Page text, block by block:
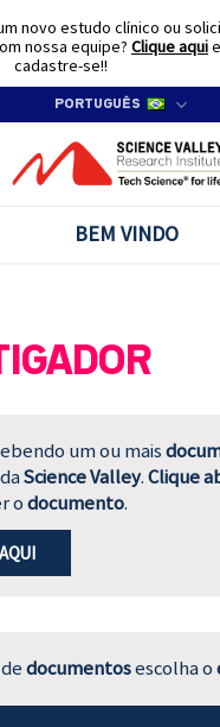
PORTUGUÊS
BEM VINDO
um ou mais
daScience Valley.Clique
odocumento.
documentosescolha o
novo estudo clínico ou
nossa equipe? Clique aquie
cadastre-se!!